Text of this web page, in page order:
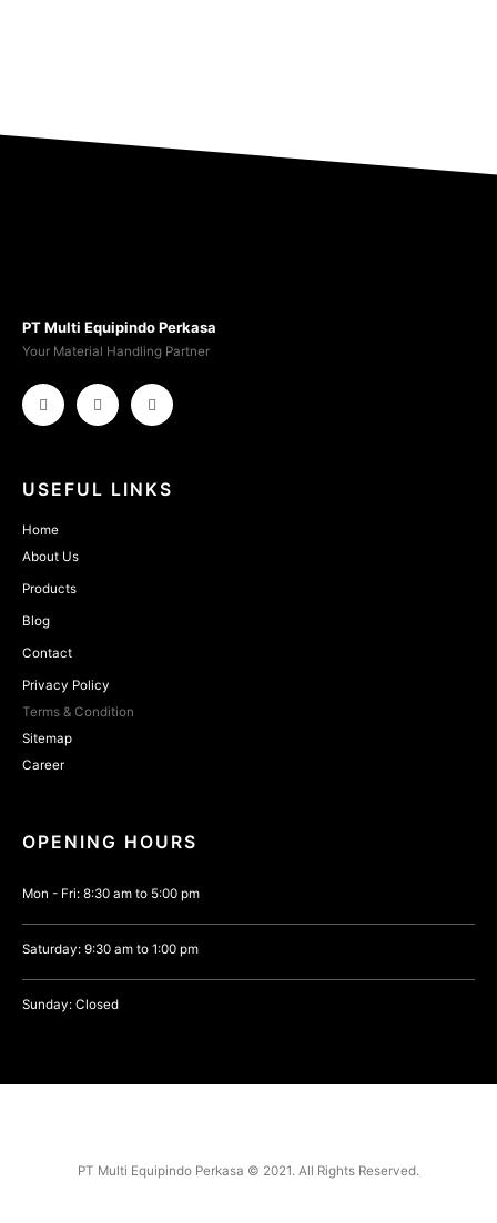
PT Multi Equipindo Perkasa
Your Material Handling Partner
USEFUL LINKS
Home
About Us
Products
Blog
Contact
Privacy Policy
Terms & Condition
Sitemap
Career
OPENING HOURS
Mon - Fri: 8:30 am to 5:00 pm
Saturday: 9:30 am to 1:00 pm
Sunday: Closed
PT Multi Equipindo Perkasa © 2021. All Rights Reserved.